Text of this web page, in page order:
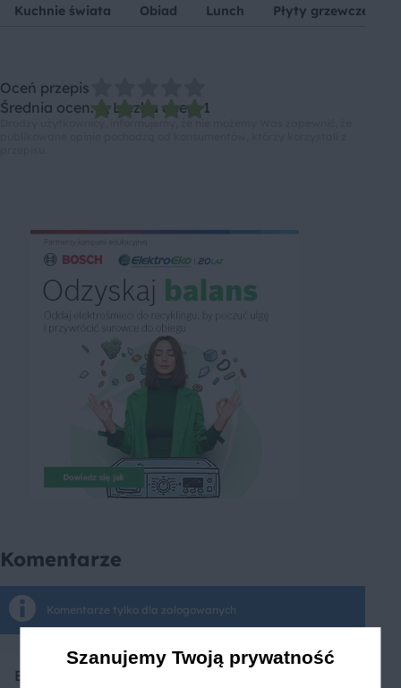
Kuchnie świata Obiad Lunch Płyty grzewcze
Oceń przepis
Średnia ocen: 5, Liczba ocen: 1
Komentarze
Komentarze tylko dla zalogowanych
Bacardi
Szanujemy Twoją prywatność